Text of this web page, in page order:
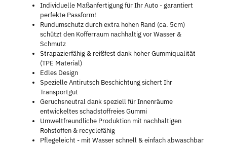
Individuelle Maßanfertigung für Ihr Auto - garantiert
perfekte Passform!
Rundumschutz durch extra hohen Rand (ca. 5cm)
schützt den Kofferraum nachhaltig vor Wasser &
Schmutz
Strapazierfähig & reißfest dank hoher Gummiqualität
(TPE Material)
Edles Design
Spezielle Antirutsch Beschichtung sichert Ihr
Transportgut
Geruchsneutral dank speziell für Innenräume
entwickeltes schadstoffreies Gummi
Umweltfreundliche Produktion mit nachhaltigen
Rohstoffen & recyclefähig
Pflegeleicht - mit Wasser schnell & einfach abwaschbar